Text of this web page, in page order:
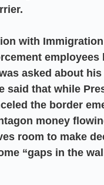
with
employees
asked about
said that while
the border
money
room to make
“gaps in the